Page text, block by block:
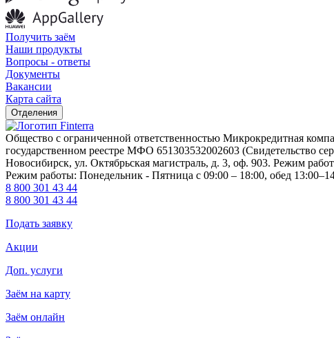
Получить заём
Наши продукты
Вопросы - ответы
Документы
Вакансии
Карта сайта
Отделения
Общество с ограниченной ответственностью Микрокредитная
государственном реестре МФО 651303532002603 (Свидетельство
Новосибирск, ул. Октябрьская магистраль, д. 3, оф. 903. Режим
Режим работы: Понедельник - Пятница с 09:00 – 18:00, обед
8 800 301 43 44
8 800 301 43 44
Подать заявку
Акции
Доп. услуги
Заём на карту
Заём онлайн